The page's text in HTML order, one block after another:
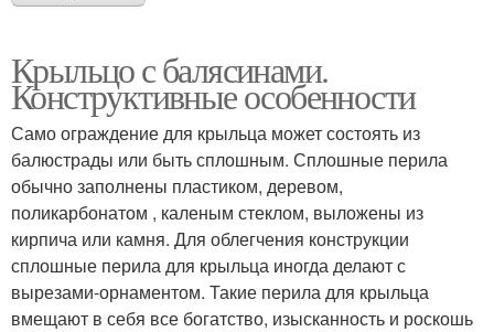
Крыльцо с балясинами.
Конструктивные особенности
Само ограждение для крыльца может состоять из
балюстрады или быть сплошным. Сплошные перила
обычно заполнены пластиком, деревом,
поликарбонатом , каленым стеклом, выложены из
кирпича или камня. Для облегчения конструкции
сплошные перила для крыльца иногда делают с
вырезами-орнаментом. Такие перила для крыльца
вмещают в себя все богатство, изысканность и роскошь